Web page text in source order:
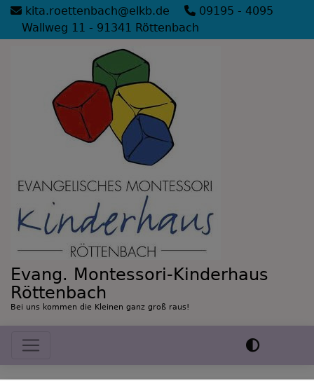
Direkt
zum
Inhalt
kita.roettenbach@elkb.de
09195 - 4095
Wallweg 11 - 91341 Röttenbach
Evang. Montessori-Kinderhaus
Röttenbach
Bei uns kommen die Kleinen ganz groß raus!
Hauptnavigation